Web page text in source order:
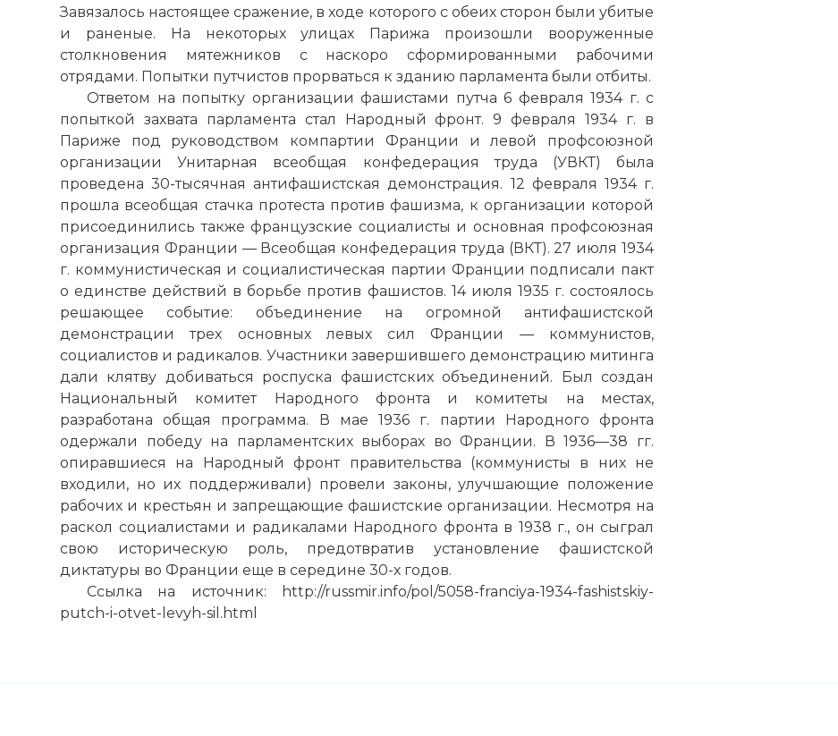
Завязалось настоящее сражение, в ходе которого с обеих сторон были убитые
и раненые. На некоторых улицах Парижа произошли вооруженные
столкновения мятежников с наскоро сформированными рабочими
отрядами. Попытки путчистов прорваться к зданию парламента были отбиты.
Ответом на попытку организации фашистами путча 6 февраля 1934 г. с
попыткой захвата парламента стал Народный фронт. 9 февраля 1934 г. в
Париже под руководством компартии Франции и левой профсоюзной
организации Унитарная всеобщая конфедерация труда (УВКТ) была
проведена 30-тысячная антифашистская демонстрация. 12 февраля 1934 г.
прошла всеобщая стачка протеста против фашизма, к организации которой
присоединились также французские социалисты и основная профсоюзная
организация Франции — Всеобщая конфедерация труда (ВКТ). 27 июля 1934
г. коммунистическая и социалистическая партии Франции подписали пакт
о единстве действий в борьбе против фашистов. 14 июля 1935 г. состоялось
решающее событие: объединение на огромной антифашистской
демонстрации трех основных левых сил Франции — коммунистов,
социалистов и радикалов. Участники завершившего демонстрацию митинга
дали клятву добиваться роспуска фашистских объединений. Был создан
Национальный комитет Народного фронта и комитеты на местах,
разработана общая программа. В мае 1936 г. партии Народного фронта
одержали победу на парламентских выборах во Франции. В 1936—38 гг.
опиравшиеся на Народный фронт правительства (коммунисты в них не
входили, но их поддерживали) провели законы, улучшающие положение
рабочих и крестьян и запрещающие фашистские организации. Несмотря на
раскол социалистами и радикалами Народного фронта в 1938 г., он сыграл
свою историческую роль, предотвратив установление фашистской
диктатуры во Франции еще в середине 30-х годов.
Ссылка на источник: http://russmir.info/pol/5058-franciya-1934-fashistskiy-
putch-i-otvet-levyh-sil.html